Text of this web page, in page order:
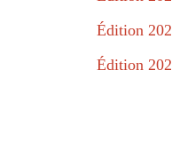
Édition
Édition